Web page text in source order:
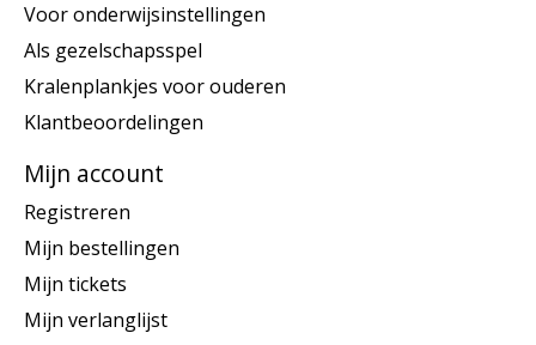
Voor onderwijsinstellingen
Als gezelschapsspel
Kralenplankjes voor ouderen
Klantbeoordelingen
Mijn account
Registreren
Mijn bestellingen
Mijn tickets
Mijn verlanglijst